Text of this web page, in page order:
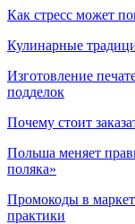
Как стресс может
Кулинарные
Изготовление
подделок
Почему стоит
Польша меняет
поляка»
Промокоды в
практики